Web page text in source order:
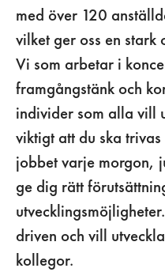
med över 120
vilket ger oss en stark
Vi som arbetar i
framgångstänk och
individer som alla vill
viktigt att du ska
jobbet varje morgon,
ge dig rätt
driven och vill
kollegor.